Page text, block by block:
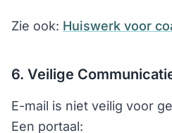
Zie ook: Huiswerk voor
6. Veilige
E-mail is niet veilig voor
Een portaal: